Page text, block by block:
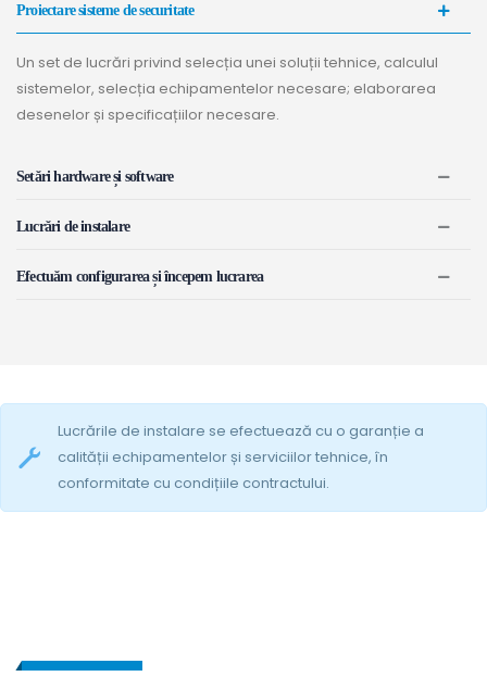
Proiectare sisteme de securitate
Un set de lucrări privind selecția unei soluții tehnice, calculul
sistemelor, selecția echipamentelor necesare; elaborarea
desenelor și specificațiilor necesare.
Setări hardware și software
Lucrări de instalare
Efectuăm configurarea și începem lucrarea
Lucrările de instalare se efectuează cu o garanție a
calității echipamentelor și serviciilor tehnice, în
conformitate cu condițiile contractului.